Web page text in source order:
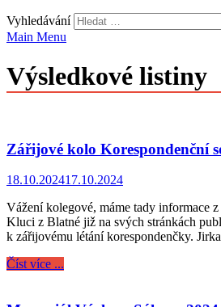
Vyhledávání
Main Menu
Výsledkové listiny
Zářijové kolo Korespondenční
18.10.202417.10.2024
Vážení kolegové, máme tady informace
Kluci z Blatné již na svých stránkách
k zářijovému létání korespondenčky.
Číst více ...